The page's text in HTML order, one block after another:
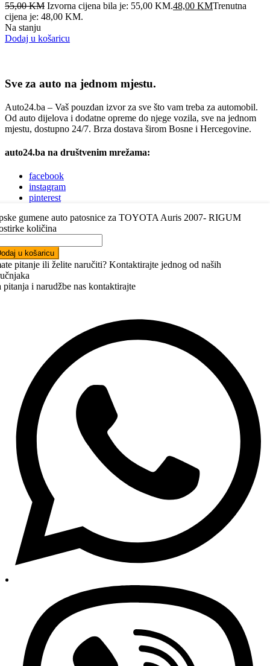
gumene auto patosnice za TOYOTA Auris 2007- RIGUM
količina
u košaricu
pitanje ili želite naručiti? Kontaktirajte jednog od naših
pitanja i narudžbe nas kontaktirajte
55,00KM Izvorna cijena bila je: 55,00 KM.48,00 KMTrenutna
cijena je: 48,00 KM.
Na stanju
Dodaj u košaricu
Sve za auto na jednom mjestu.
Auto24.ba – Vaš pouzdan izvor za sve što vam treba za automobil.
Od auto dijelova i dodatne opreme do njege vozila, sve na jednom
mjestu, dostupno 24/7. Brza dostava širom Bosne i Hercegovine.
auto24.ba na društvenim mrežama:
facebook
instagram
pinterest
linkedin
Jednostavno nas kontaktirajte putem telefona, Vibera, WhatsAppa ili
nam napišite e-mail.
Auto dijelovi Bosna i Hercegovina
Auto dijelovi Sarajevo
Auto dijelovi Banja Luka
Auto dijelovi Mostar
Auto dijelovi Zenica
Auto dijelovi Tuzla
Auto dijelovi Grude
Služba za korisnike
Centar za pomoć
Centar znanja
Alati za vozače
Korisnički račun
Praćenje narudžbi
Moje narudžbe
Politika privatnosti
Informacije o trgovini
O nama – Auto24
Najprodavanije
Najnoviji proizvodi
Novi popusti
Svi autodijelovi i dodatna oprema
Sve za auto na jednom mjestu!